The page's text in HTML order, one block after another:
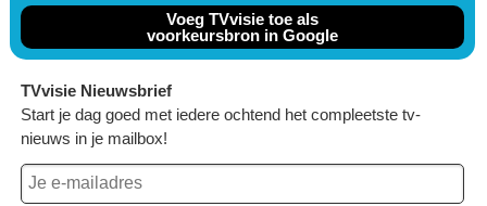
Voeg TVvisie toe als
voorkeursbron in Google
TVvisie Nieuwsbrief
Start je dag goed met iedere ochtend het compleetste tv-
nieuws in je mailbox!